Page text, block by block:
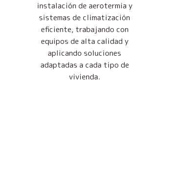
instalación de aerotermia y
sistemas de climatización
eficiente, trabajando con
equipos de alta calidad y
aplicando soluciones
adaptadas a cada tipo de
vivienda.